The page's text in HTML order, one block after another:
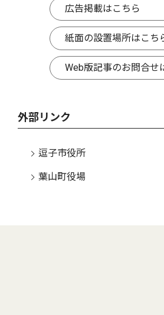
広告掲載はこちら
紙面の設置場所はこち
Web版記事のお問合せ
外部リンク
逗子市役所
葉山町役場